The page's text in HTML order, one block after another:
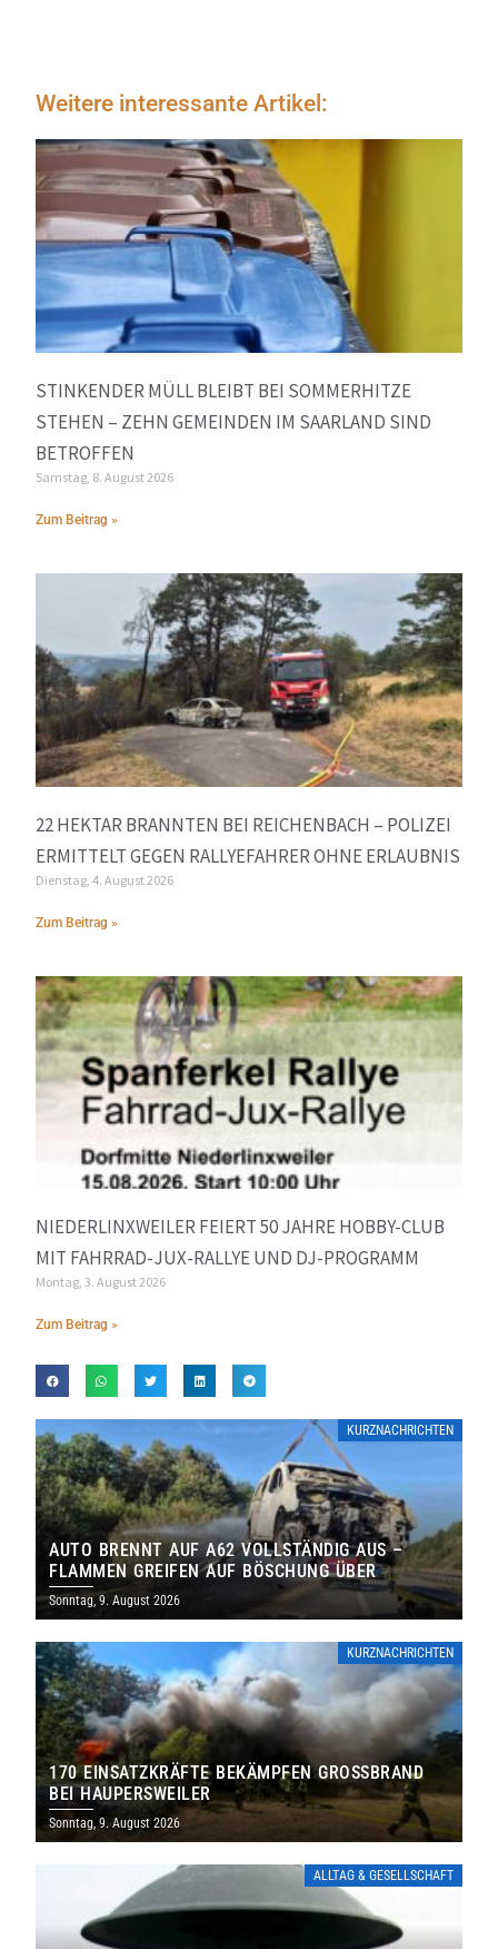
Weitere interessante Artikel:
STINKENDER MÜLL BLEIBT BEI SOMMERHITZE
STEHEN – ZEHN GEMEINDEN IM SAARLAND SIND
BETROFFEN
Samstag, 8. August 2026
Zum Beitrag »
22 HEKTAR BRANNTEN BEI REICHENBACH – POLIZEI
ERMITTELT GEGEN RALLYEFAHRER OHNE ERLAUBNIS
Dienstag, 4. August 2026
Zum Beitrag »
NIEDERLINXWEILER FEIERT 50 JAHRE HOBBY-CLUB
MIT FAHRRAD-JUX-RALLYE UND DJ-PROGRAMM
Montag, 3. August 2026
Zum Beitrag »
KURZNACHRICHTEN
AUTO BRENNT AUF A62 VOLLSTÄNDIG AUS –
FLAMMEN GREIFEN AUF BÖSCHUNG ÜBER
Sonntag, 9. August 2026
KURZNACHRICHTEN
170 EINSATZKRÄFTE BEKÄMPFEN GROSSBRAND B
EI HAUPERSWEILER
Sonntag, 9. August 2026
ALLTAG & GESELLSCHAFT